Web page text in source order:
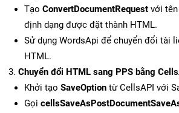
Tạo ConvertDocumentRequest với
định dạng được đặt thành HTML.
Sử dụng WordsApi để chuyển đổi tài
HTML.
Chuyển đổi HTML sang PPS bằng
Khởi tạo SaveOption từ CellsAPI với
Gọi